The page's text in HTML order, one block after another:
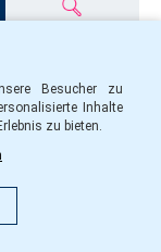
Besucher zu
Inhalte
zu bieten.